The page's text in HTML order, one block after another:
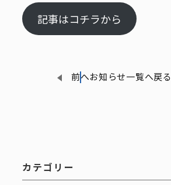
記事はコチラから
前へお知らせ一覧へ戻る
カテゴリー